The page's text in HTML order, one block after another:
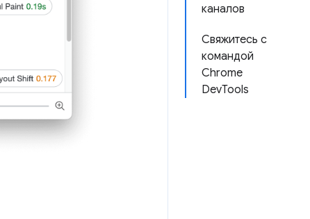
каналов
Свяжитесь с
командой
Chrome
DevTools